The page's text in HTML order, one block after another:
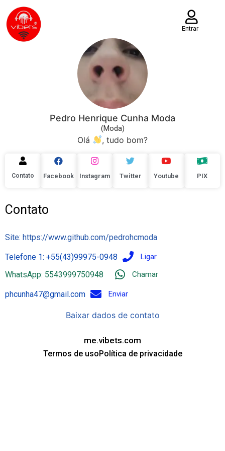
Entrar
Pedro Henrique Cunha Moda
(Moda)
Olá , tudo bom?
Contato Facebook Instagram Twitter Youtube PIX
Contato
Site: https://www.github.com/pedrohcmoda
Telefone 1: +55(43)99975-0948 Ligar
WhatsApp: 5543999750948 Chamar
phcunha47@gmail.com Enviar
Baixar dados de contato
me.vibets.com
Termos de usoPolítica de privacidade